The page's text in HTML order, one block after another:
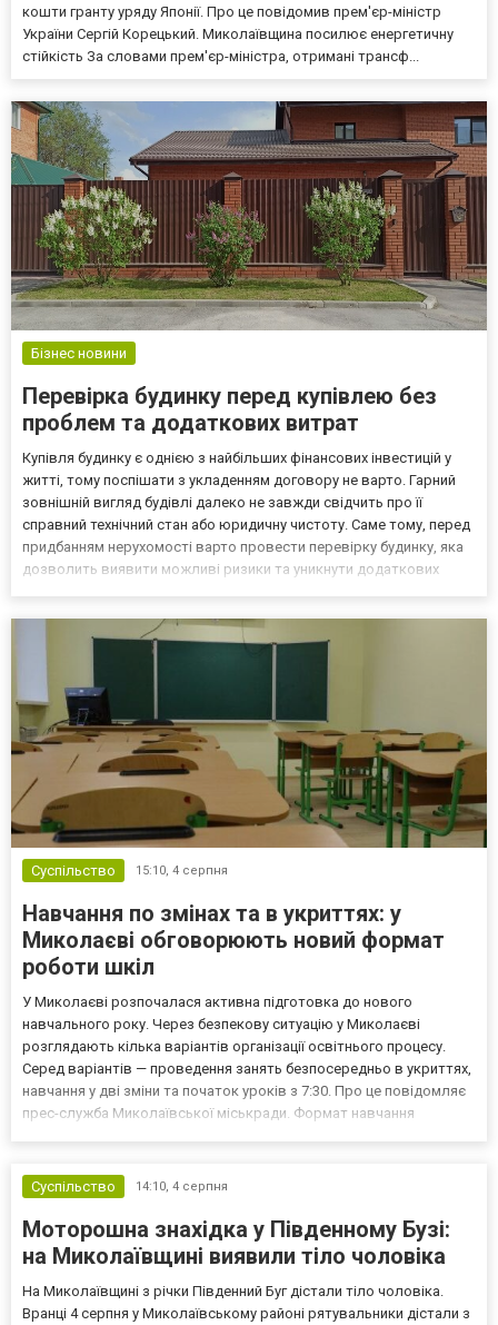
кошти гранту уряду Японії. Про це повідомив прем'єр-міністр
України Сергій Корецький. Миколаївщина посилює енергетичну
стійкість За словами прем'єр-міністра, отримані трансф...
Бізнес новини
Перевірка будинку перед купівлею без
проблем та додаткових витрат
Купівля будинку є однією з найбільших фінансових інвестицій у
житті, тому поспішати з укладенням договору не варто. Гарний
зовнішній вигляд будівлі далеко не завжди свідчить про її
справний технічний стан або юридичну чистоту. Саме тому, перед
придбанням нерухомості варто провести перевірку будинку, яка
дозволить виявити можливі ризики та уникнути додаткових
Суспільство 15:10, 4 серпня
Навчання по змінах та в укриттях: у
Миколаєві обговорюють новий формат
роботи шкіл
У Миколаєві розпочалася активна підготовка до нового
навчального року. Через безпекову ситуацію у Миколаєві
розглядають кілька варіантів організації освітнього процесу.
Серед варіантів — проведення занять безпосередньо в укриттях,
навчання у дві зміни та початок уроків з 7:30. Про це повідомляє
прес-служба Миколаївської міськради. Формат навчання
Суспільство
14:10, 4 серпня
Моторошна знахідка у Південному Бузі:
на Миколаївщині виявили тіло чоловіка
На Миколаївщині з річки Південний Буг дістали тіло чоловіка.
Вранці 4 серпня у Миколаївському районі рятувальники дістали з